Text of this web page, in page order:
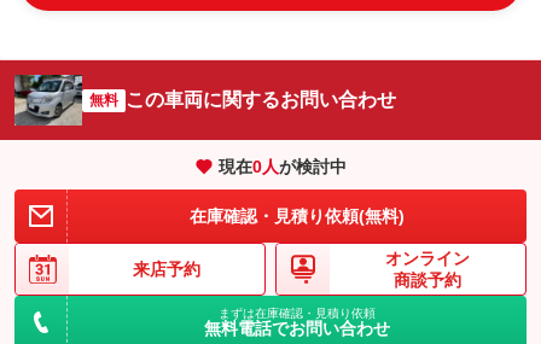
無料 この車両に関するお問い合わせ
現在0人が検討中
在庫確認・見積り依頼(無料)
来店予約
オンライン
商談予約
まずは在庫確認・見積り依頼
無料電話でお問い合わせ